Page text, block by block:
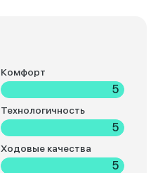
Комфорт
5
Технологичность
5
Ходовые качества
5